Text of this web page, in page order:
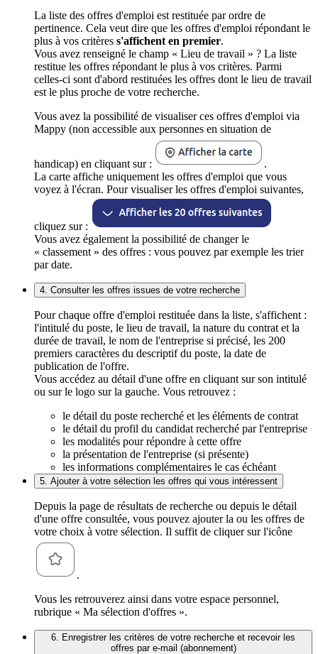
La liste des offres d'emploi est restituée par ordre de
pertinence. Cela veut dire que les offres d'emploi répondant le
plus à vos critères s'affichent en premier.
Vous avez renseigné le champ « Lieu de travail » ? La liste
restitue les offres répondant le plus à vos critères. Parmi
celles-ci sont d'abord restituées les offres dont le lieu de travail
est le plus proche de votre recherche.
Vous avez la possibilité de visualiser ces offres d'emploi via
Mappy (non accessible aux personnes en situation de
handicap) en cliquant sur :
.
La carte affiche uniquement les offres d'emploi que vous
voyez à l'écran. Pour visualiser les offres d'emploi suivantes,
cliquez sur :
Vous avez également la possibilité de changer le
« classement » des offres : vous pouvez par exemple les trier
par date.
4. Consulter les offres issues de votre recherche
Pour chaque offre d'emploi restituée dans la liste, s'affichent :
l'intitulé du poste, le lieu de travail, la nature du contrat et la
durée de travail, le nom de l'entreprise si précisé, les 200
premiers caractères du descriptif du poste, la date de
publication de l'offre.
Vous accédez au détail d'une offre en cliquant sur son intitulé
ou sur le logo sur la gauche. Vous retrouvez :
le détail du poste recherché et les éléments de contrat
le détail du profil du candidat recherché par l'entreprise
les modalités pour répondre à cette offre
la présentation de l'entreprise (si présente)
les informations complémentaires le cas échéant
5. Ajouter à votre sélection les offres qui vous intéressent
Depuis la page de résultats de recherche ou depuis le détail
d'une offre consultée, vous pouvez ajouter la ou les offres de
votre choix à votre sélection. Il suffit de cliquer sur l'icône
.
Vous les retrouverez ainsi dans votre espace personnel,
rubrique « Ma sélection d'offres ».
6. Enregistrer les critères de votre recherche et recevoir les
offres par e-mail (abonnement)